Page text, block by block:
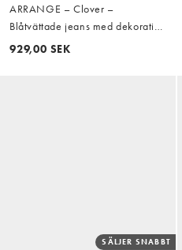
ARRANGE – Clover –
Blåtvättade jeans med dekorativ
söm framtill
929,00 SEK
SÄLJER SNABBT